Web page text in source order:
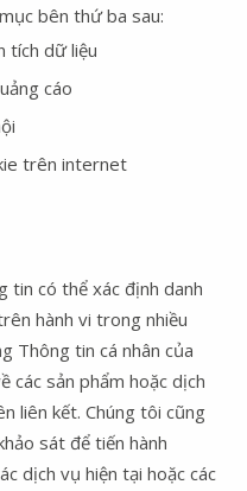
bên thứ ba sau:
tích dữ liệu
cáo
trên internet
tin có thể xác định danh
hành vi trong nhiều
Thông tin cá nhân của
các sản phẩm hoặc dịch
liên kết. Chúng tôi cũng
sát để tiến hành
dịch vụ hiện tại hoặc các